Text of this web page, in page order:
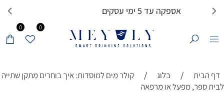
עד 12 תשלומים בכרטיס אשראי
0 0
דף הבית / בלוג /
קולר מים למוסדות: איך בוחרים מתקן שתייה
לבית ספר, מפעל או מרפאה